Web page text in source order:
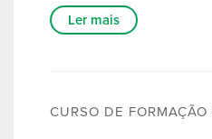
Ler mais
CURSO DE